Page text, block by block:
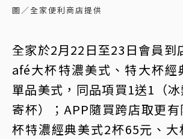
圖／全家便利商店提供
全家於2月22日至23日會員到
afé大杯特濃美式、特大杯經
單品美式，同品項買1送1（
寄杯）；APP隨買跨店取更
杯特濃經典美式2杯65元、大